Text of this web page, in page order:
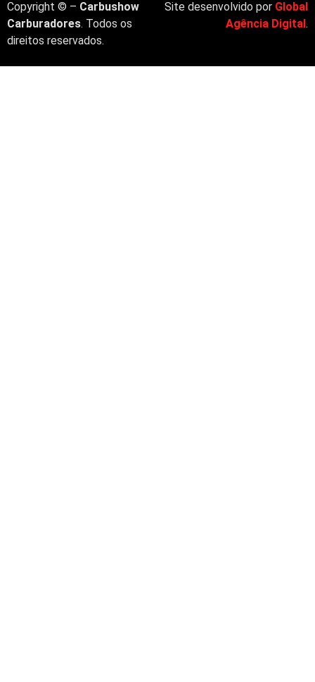
Copyright © – Carbushow
Carburadores. Todos os
direitos reservados.
Site desenvolvido por Global
Agência Digital.